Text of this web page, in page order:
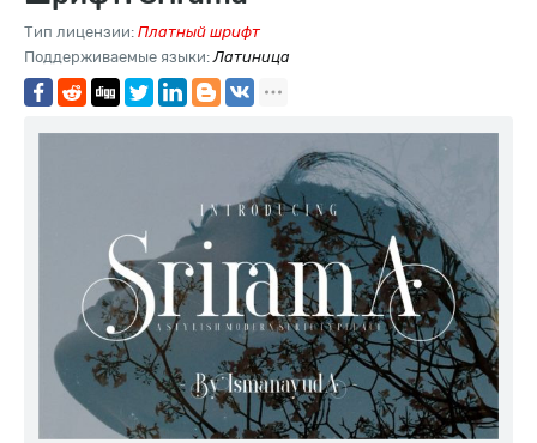
Тип лицензии: Платный шрифт
Поддерживаемые языки:Латиница